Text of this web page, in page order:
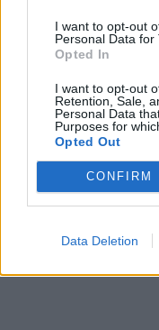
I want to opt-out
Personal Data for
Opted In
I want to opt-out
Retention, Sale,
Personal Data
Purposes for
Opted Out
CONFIRM
Data Deletion
A miniszterelnöki biztos
elő egy változtatással.
Gál Luca